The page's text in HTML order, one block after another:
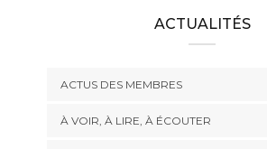
ACTUALITÉS
ACTUS DES MEMBRES
À VOIR, À LIRE, À ÉCOUTER